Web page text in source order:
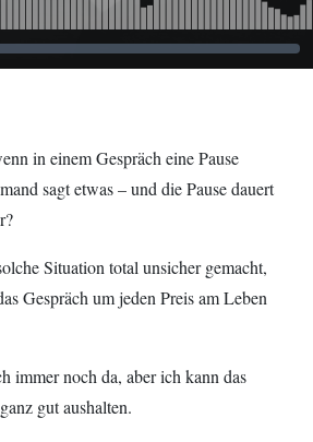
in einem Gespräch eine Pause
sagt etwas – und die Pause dauert
Situation total unsicher gemacht,
Gespräch um jeden Preis am Leben
immer noch da, aber ich kann das
gut aushalten.